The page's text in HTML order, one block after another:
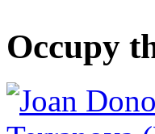
Occupy